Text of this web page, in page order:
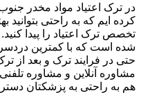
در ترک اعتیاد مواد مخدر
کرده ایم که به راحتی بتوانید
تخصص ترک اعتیاد را پیدا
شده است که با کمترین دردسر
حتی در فرایند ترک و بعد از
مشاوره آنلاین و مشاوره
هم به راحتی به پزشکتان